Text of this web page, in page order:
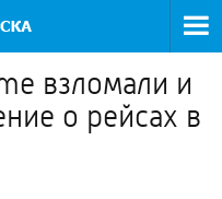
взломали и
о рейсах в